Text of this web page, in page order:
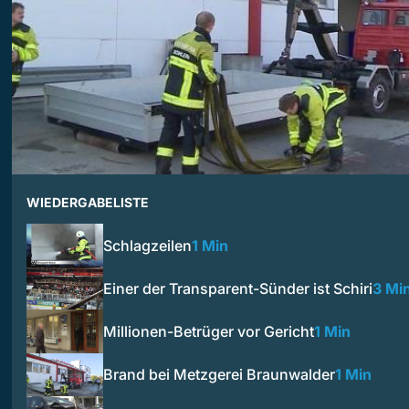
WIEDERGABELISTE
Schlagzeilen1 Min
Einer der Transparent-Sünder ist Schiri3
Millionen-Betrüger vor Gericht1 Min
Brand bei Metzgerei Braunwalder1 Min